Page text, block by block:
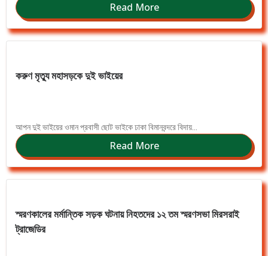
Read More
করুণ মৃত্যু মহাসড়কে দুই ভাইয়ের
আপন দুই ভাইয়ের ওমান প্রবাসী ছোট ভাইকে ঢাকা বিমানবন্দরে বিদায়...
Read More
স্মরণকালের মর্মান্তিক সড়ক ঘটনায় নিহতদের ১২ তম স্মরণসভা মিরসরাই
ট্রাজেডির